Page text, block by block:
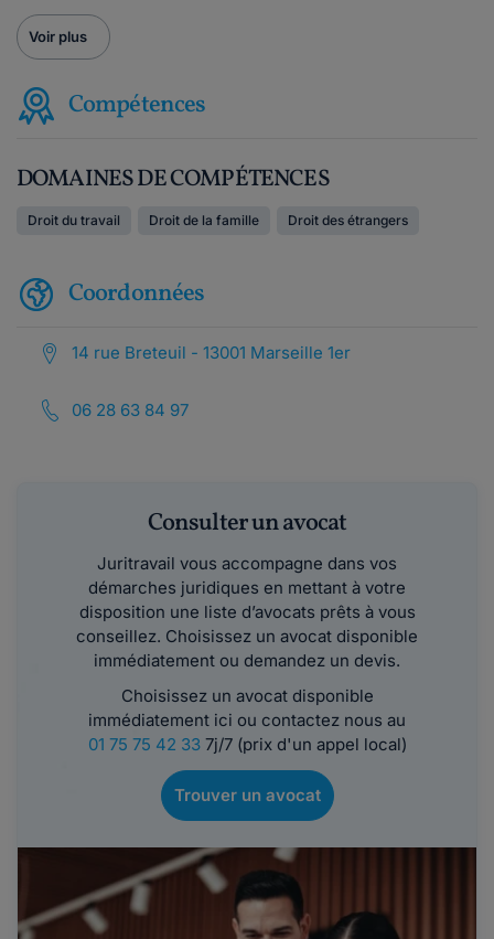
Voir plus
Compétences
DOMAINES DE COMPÉTENCES
Droit du travail Droit de la famille Droit des étrangers
Coordonnées
14 rue Breteuil - 13001 Marseille 1er
06 28 63 84 97
Consulter un avocat
Juritravail vous accompagne dans vos
démarches juridiques en mettant à votre
disposition une liste d’avocats prêts à vous
conseillez. Choisissez un avocat disponible
immédiatement ou demandez un devis.
Choisissez un avocat disponible
immédiatement ici ou contactez nous au
01 75 75 42 337j/7 (prix d'un appel local)
Trouver un avocat